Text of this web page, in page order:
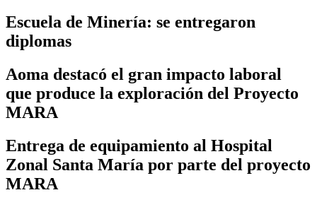
Escuela de Minería: se entregaron
diplomas
Aoma destacó el gran impacto laboral
que produce la exploración del Proyecto
MARA
Entrega de equipamiento al Hospital
Zonal Santa María por parte del proyecto
MARA